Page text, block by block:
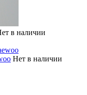
в наличии
Нет в наличии